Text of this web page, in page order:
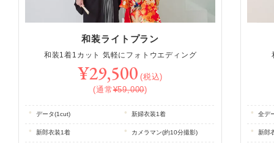
和装ライトプラン
和装1着1カット 気軽にフォトウエディング
¥29,500 (税込)
(通常¥59,000)
データ(1cut) 新婦衣装1着
新郎衣装1着 カメラマン(約10分撮影)
全デ
新郎